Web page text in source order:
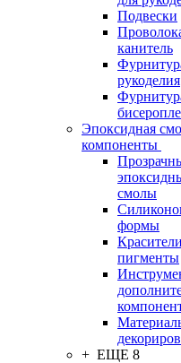
Подвески
канитель
рукоделия
Эпоксидная
компоненты
смолы
формы
пигменты
+ ЕЩЕ 8